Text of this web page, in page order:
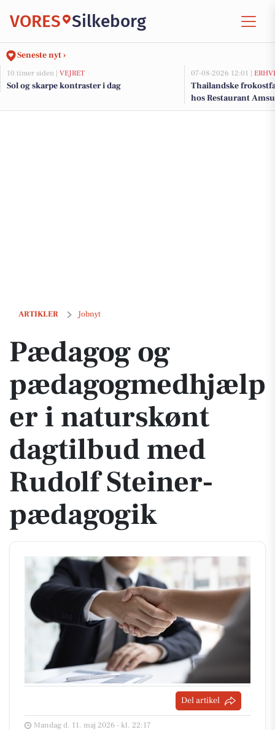
VORES Silkeborg
Seneste nyt ›
10 timer siden | VEJRET
Sol og skarpe kontraster i dag
07-08-2026 12:01 |
Thailandske
hos Restaurant
ARTIKLER Jobnyt
Pædagog og pædagogmedhjælper i naturskønt dagtilbud med
Pædagog og
pædagogmedhjælp
er i naturskønt
dagtilbud med
Rudolf Steiner-
pædagogik
Del artikel
Mandag d. 11. maj 2026 - kl. 22:17